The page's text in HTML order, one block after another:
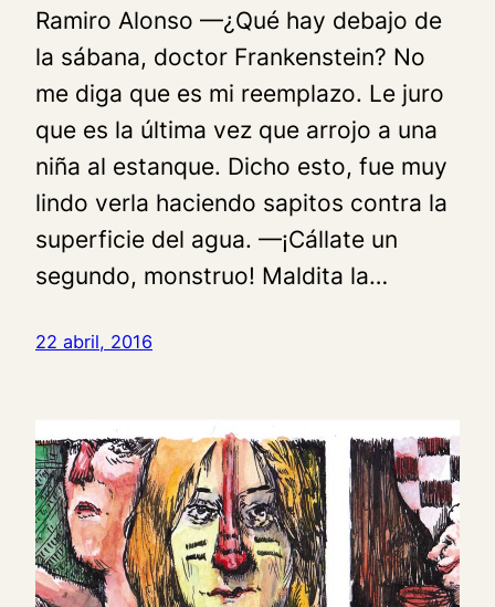
Ramiro Alonso —¿Qué hay debajo de
la sábana, doctor Frankenstein? No
me diga que es mi reemplazo. Le juro
que es la última vez que arrojo a una
niña al estanque. Dicho esto, fue muy
lindo verla haciendo sapitos contra la
superficie del agua. —¡Cállate un
segundo, monstruo! Maldita la…
22 abril, 2016